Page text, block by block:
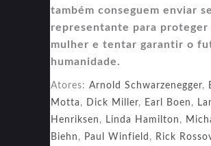
também conseguem enviar
representante para proteger
mulher e tentar garantir o
humanidade.
Atores: Arnold Schwarzenegger,
Motta , Dick Miller, Earl Boen ,
Henriksen , Linda Hamilton ,
Biehn , Paul Winfield , Rick